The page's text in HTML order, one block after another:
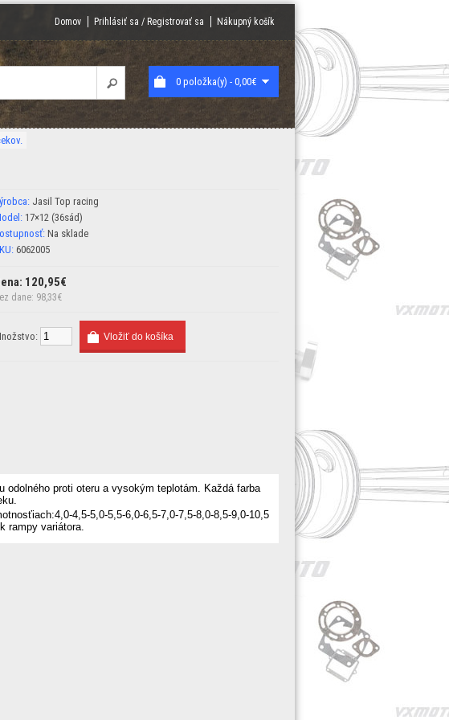
Domov Prihlásiť sa / Registrovať sa Nákupný košík
0 položka(y) - 0,00€
Jasil Top racing
17×12 (36sád)
Na sklade
6062005
120,95€
dane: 98,33€
proti oteru a vysokým teplotám. Každá farba
4,5-5,0-5,5-6,0-6,5-7,0-7,5-8,0-8,5-9,0-10,5
rampy variátora.